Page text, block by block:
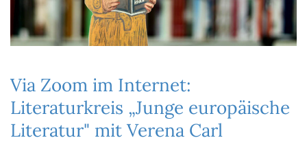
Via Zoom im Internet:
Literaturkreis „Junge europäische
Literatur" mit Verena Carl